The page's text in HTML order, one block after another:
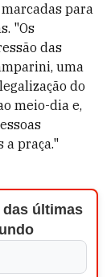
para
"Os
das
uma
do
meio-dia e,
a praça."
das últimas